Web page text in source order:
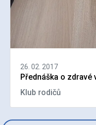
26. 02. 2017
Přednáška o zdravé
Klub rodičů